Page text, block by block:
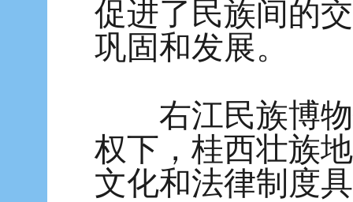
促进了民族间的
巩固和发展。
右江民族博物
权下，桂西壮族
文化和法律制度